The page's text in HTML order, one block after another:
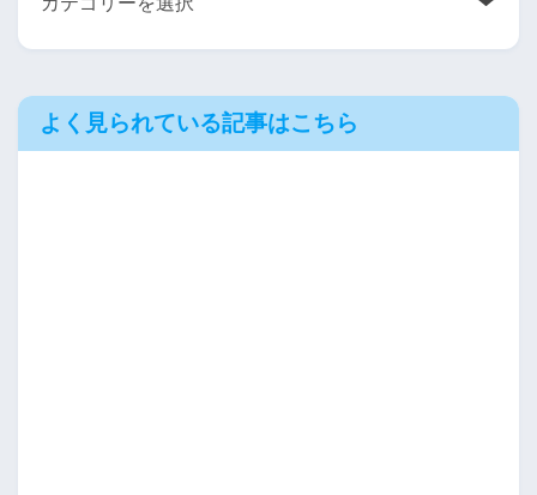
よく見られている記事はこちら